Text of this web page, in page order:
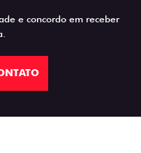
e concordo em receber